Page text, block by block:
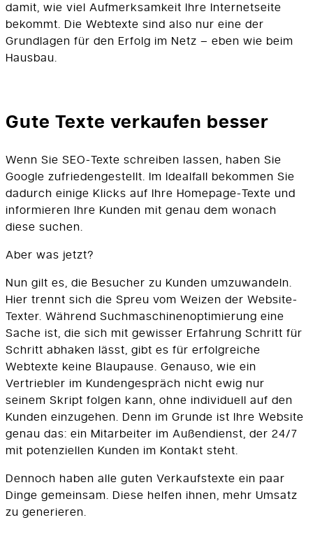
damit, wie viel Aufmerksamkeit Ihre Internetseite
bekommt. Die Webtexte sind also nur eine der
Grundlagen für den Erfolg im Netz – eben wie beim
Hausbau.
Gute Texte verkaufen besser
Wenn Sie SEO-Texte schreiben lassen, haben Sie
Google zufriedengestellt. Im Idealfall bekommen Sie
dadurch einige Klicks auf Ihre Homepage-Texte und
informieren Ihre Kunden mit genau dem wonach
diese suchen.
Aber was jetzt?
Nun gilt es, die Besucher zu Kunden umzuwandeln.
Hier trennt sich die Spreu vom Weizen der Website-
Texter. Während Suchmaschinenoptimierung eine
Sache ist, die sich mit gewisser Erfahrung Schritt für
Schritt abhaken lässt, gibt es für erfolgreiche
Webtexte keine Blaupause. Genauso, wie ein
Vertriebler im Kundengespräch nicht ewig nur
seinem Skript folgen kann, ohne individuell auf den
Kunden einzugehen. Denn im Grunde ist Ihre Website
genau das: ein Mitarbeiter im Außendienst, der 24/7
mit potenziellen Kunden im Kontakt steht.
Dennoch haben alle guten Verkaufstexte ein paar
Dinge gemeinsam. Diese helfen ihnen, mehr Umsatz
zu generieren.